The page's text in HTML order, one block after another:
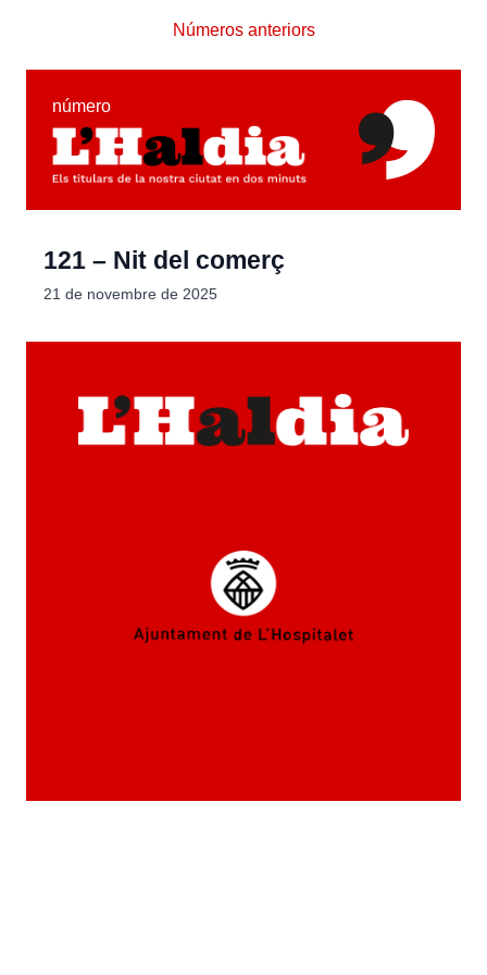
Números anteriors
número
121 – Nit del comerç
21 de novembre de 2025